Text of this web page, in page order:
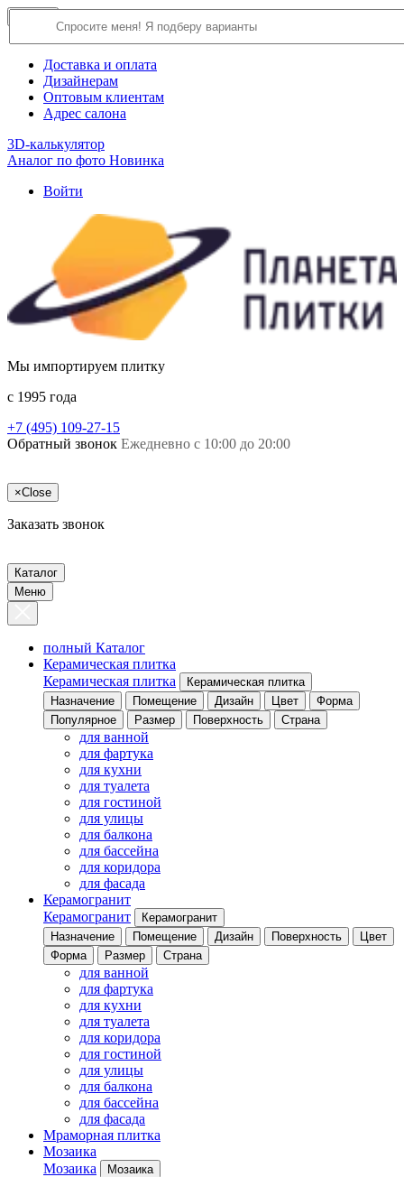
О компании
Доставка и оплата
Дизайнерам
Оптовым клиентам
Адрес салона
3D-калькулятор
Аналог по фото Новинка
Войти
Мы импортируем плитку
c 1995 года
+7 (495) 109-27-15
Обратный звонок Ежедневно с 10:00 до 20:00
×Close
Заказать звонок
Каталог
Меню
полный Каталог
Керамическая плитка
Керамическая плитка
Керамическая плитка
Назначение
Помещение Дизайн Цвет
Форма
Популярное
Размер Поверхность Страна
для ванной
для фартука
для кухни
для туалета
для гостиной
для улицы
для балкона
для бассейна
для коридора
для фасада
Керамогранит
Керамогранит
Керамогранит
Назначение
Помещение Дизайн Поверхность
Цвет
Форма
Размер Страна
для ванной
для фартука
для кухни
для туалета
для коридора
для гостиной
для улицы
для балкона
для бассейна
для фасада
Мраморная плитка
Мозаика
Мозаика
Мозаика